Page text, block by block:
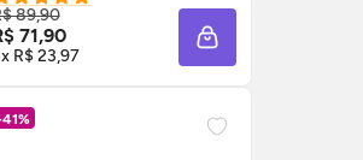
À SACOLA
89,90
71,90
R$ 23,97
COMPRE AGORA ❯
ADICIONAR À